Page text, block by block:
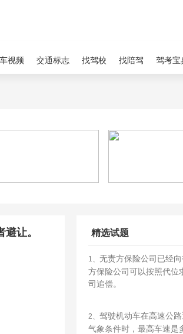
视频 交通标志 找驾校 找陪驾 驾考宝
让。 精选试题
1、 无责方保险公司已经
方保险公司可以按照代位
司追偿。
2、 驾驶机动车在高速公
气象条件时，最高车速是